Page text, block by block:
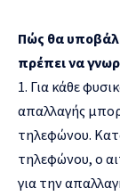
Πώς θα
πρέπει να
1. Για κάθε
απαλλαγής
τηλεφώνου.
τηλεφώνου, ο
για την